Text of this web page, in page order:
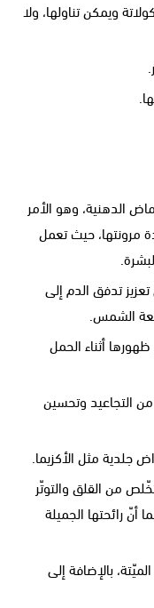
ويمكن تناولها، ولا
الدهنية، وهو الأمر
مرونتها، حيث تعمل
تدفق الدم إلى
الشمس.
أثناء الحمل
التجاعيد وتحسين
جلدية مثل الأكزيما.
من القلق والتوتّر
أنّ رائحتها الجميلة
بالإضافة إلى